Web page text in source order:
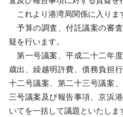
これより港湾局関係に入りま
予算の調査、付託議案の審
疑を行います。
第一号議案、平成二十二年度
歳出、繰越明許費、債務負担
十二号議案、第二十三号議案
三号議案及び報告事項、京浜
いてを一括して議題といたしま